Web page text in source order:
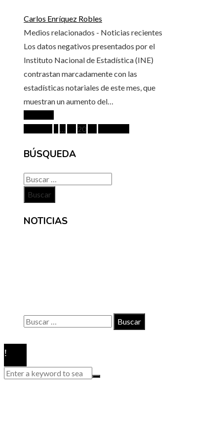
Carlos Enríquez Robles
Medios relacionados - Noticias recientes
Los datos negativos presentados por el
Instituto Nacional de Estadística (INE)
contrastan marcadamente con las
estadísticas notariales de este mes, que
muestran un aumento del…
Paginación
de
entradas
20
BÚSQUEDA
Buscar:
NOTICIAS
Buscar: